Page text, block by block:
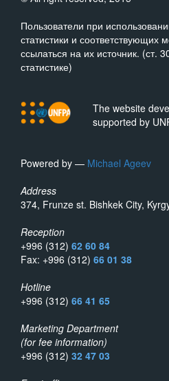
Пользователи при
статистики и соответствующих
ссылаться на их источник. (ст.
статистике)
The website
supported by
Powered by — Michael Ageev
Address
374, Frunze st. Bishkek City,
Reception
+996 (312) 62 60 84
Fax: +996 (312) 66 01 38
Hotline
+996 (312) 66 41 65
Marketing Department
(for fee information)
+996 (312) 32 47 03